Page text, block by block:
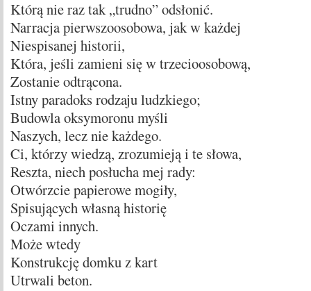
Którą nie raz tak „trudno” odsłonić.
Narracja pierwszoosobowa, jak w każdej
Niespisanej historii,
Która, jeśli zamieni się w trzecioosobową,
Zostanie odtrącona.
Istny paradoks rodzaju ludzkiego;
Budowla oksymoronu myśli
Naszych, lecz nie każdego.
Ci, którzy wiedzą, zrozumieją i te słowa,
Reszta, niech posłucha mej rady:
Otwórzcie papierowe mogiły,
Spisujących własną historię
Oczami innych.
Może wtedy
Konstrukcję domku z kart
Utrwali beton.